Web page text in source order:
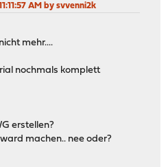
AM by svvenni2k
mehr....
nochmals komplett
erstellen?
machen.. nee oder?